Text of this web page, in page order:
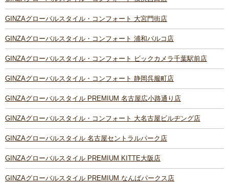
GINZAグローバルスタイル・コンフォート 大宮門街店
GINZAグローバルスタイル・コンフォート 浦和パルコ店
GINZAグローバルスタイル・コンフォート ビックカメラ千葉駅前店
GINZAグローバルスタイル・コンフォート 静岡呉服町店
GINZAグローバルスタイル PREMIUM 名古屋広小路通り店
GINZAグローバルスタイル・コンフォート 大名古屋ビルヂング店
GINZAグローバルスタイル 名古屋セントラルパーク店
GINZAグローバルスタイル PREMIUM KITTE大阪店
GINZAグローバルスタイル PREMIUM なんばパークス店